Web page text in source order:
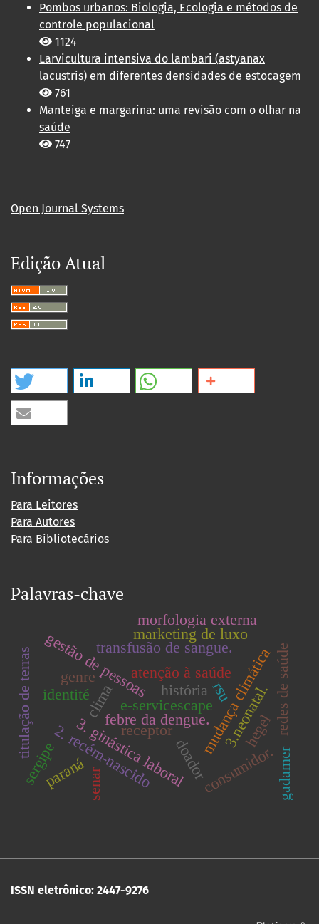
Pombos urbanos: Biologia, Ecologia e métodos de
controle populacional
1124
Larvicultura intensiva do lambari (astyanax
lacustris) em diferentes densidades de estocagem
761
Manteiga e margarina: uma revisão com o olhar na
saúde
747
Open Journal Systems
Edição Atual
Informações
Para Leitores
Para Autores
Para Bibliotecários
Palavras-chave
gestão de pessoas
febre da dengue.
atenção à saúdemudança climática
clima
3. ginástica laboral 3.neonatal.
2. recém-nascido
transfusão de sangue.
receptor
doadorconsumidor.
marketing de luxo
genre
identité
sergipe
titulação de terras
senar
e-servicescape
morfologia externa
redes de saúde
rsu
história
hegel
gadamer
paraná
ISSN eletrônico: 2447-9276